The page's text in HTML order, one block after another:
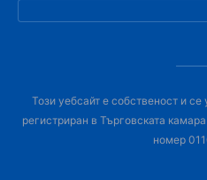
Този уебсайт е собственост и се
регистриран в Търговската
номер